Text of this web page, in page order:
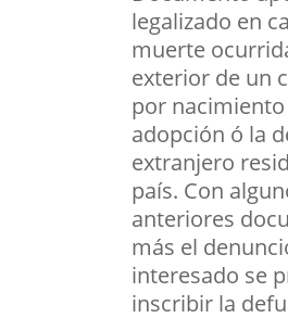
legalizado en
muerte
exterior de un
por
adopción ó la
extranjero
país. Con
anteriores
más el
interesado se
inscribir la